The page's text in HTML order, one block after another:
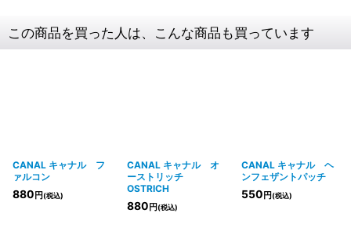
この商品を買った人は、こんな商品も買っています
CANAL キャナル フ
ァルコン
880 円(税込)
CANAL キャナル オ
ーストリッチ
OSTRICH
880 円(税込)
CANAL キャナル ヘ
ンフェザントパッチ
550 円(税込)